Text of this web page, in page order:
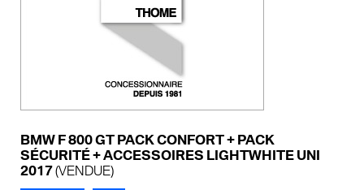
BMW F 800 GT PACK CONFORT + PACK
SÉCURITÉ + ACCESSOIRES LIGHTWHITE UNI
2017(VENDUE)